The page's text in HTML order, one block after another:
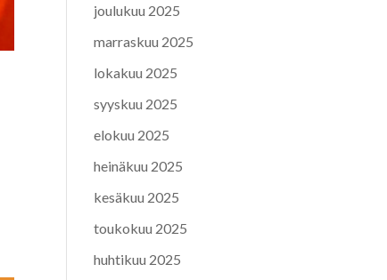
joulukuu 2025
marraskuu 2025
lokakuu 2025
syyskuu 2025
elokuu 2025
heinäkuu 2025
kesäkuu 2025
toukokuu 2025
huhtikuu 2025